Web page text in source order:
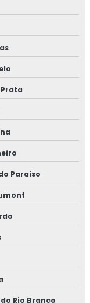
preço
Paraíso
Rio Branco